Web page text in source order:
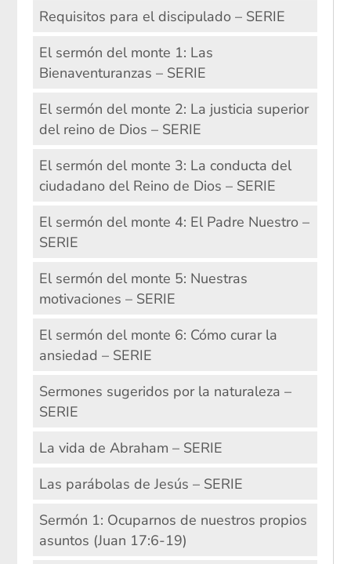
Requisitos para el discipulado – SERIE
El sermón del monte 1: Las
Bienaventuranzas – SERIE
El sermón del monte 2: La justicia superior
del reino de Dios – SERIE
El sermón del monte 3: La conducta del
ciudadano del Reino de Dios – SERIE
El sermón del monte 4: El Padre Nuestro –
SERIE
El sermón del monte 5: Nuestras
motivaciones – SERIE
El sermón del monte 6: Cómo curar la
ansiedad – SERIE
Sermones sugeridos por la naturaleza –
SERIE
La vida de Abraham – SERIE
Las parábolas de Jesús – SERIE
Sermón 1: Ocuparnos de nuestros propios
asuntos (Juan 17:6-19)